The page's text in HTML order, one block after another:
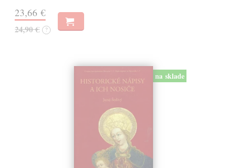
23,66 €
24,90 € ?
na sklade